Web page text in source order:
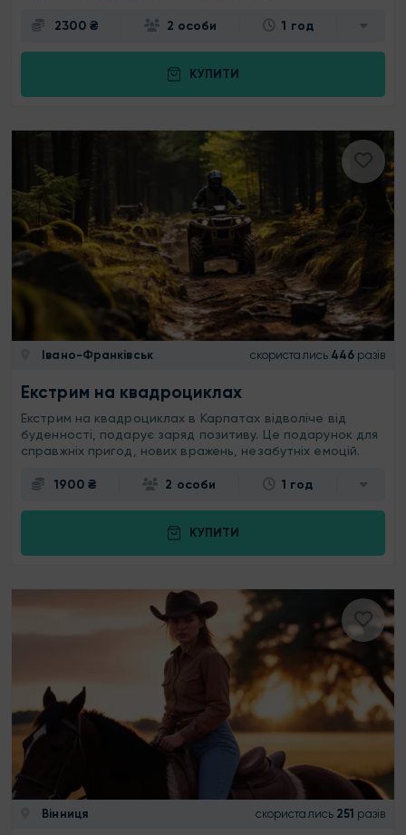
2300 ₴ 2 особи 1 год
КУПИТИ
Івано-Франківськ скористались 446 разів
Екстрим на квадроциклах
Екстрим на квадроциклах в Карпатах відволіче від
буденності, подарує заряд позитиву. Це подарунок для
справжніх пригод, нових вражень, незабутніх емоцій.
1900 ₴ 2 особи 1 год
КУПИТИ
Вінниця скористались 251 разів